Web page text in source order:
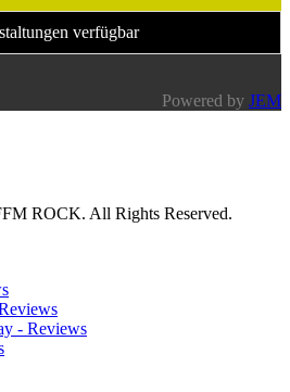
verfügbar
Powered by JEM
ROCK. All Rights Reserved.
- Reviews